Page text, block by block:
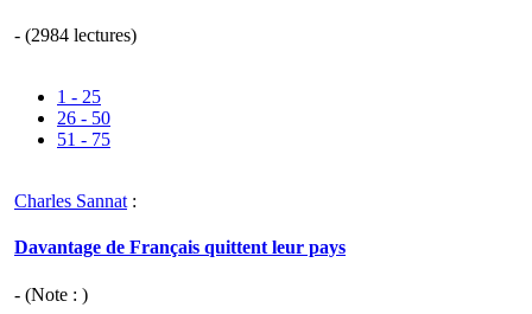
- (2984 lectures)
1 - 25
26 - 50
51 - 75
Charles Sannat :
Davantage de Français quittent leur pays
- (Note : )